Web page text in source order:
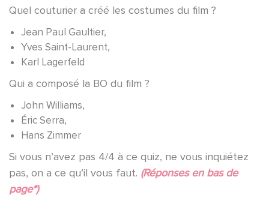
Quel couturier a créé les costumes du film ?
Jean Paul Gaultier,
Yves Saint-Laurent,
Karl Lagerfeld
Qui a composé la BO du film ?
John Williams,
Éric Serra,
Hans Zimmer
Si vous n’avez pas 4/4 à ce quiz, ne vous inquiétez
pas, on a ce qu’il vous faut. (Réponses en bas de
page*)